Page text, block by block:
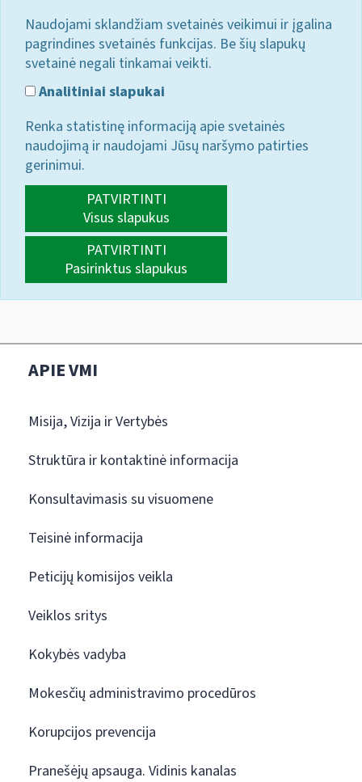
Naudojami sklandžiam svetainės veikimui ir įgalina
pagrindines svetainės funkcijas. Be šių slapukų
svetainė negali tinkamai veikti.
Analitiniai slapukai
Renka statistinę informaciją apie svetainės
naudojimą ir naudojami Jūsų naršymo patirties
gerinimui.
PATVIRTINTI
Visus slapukus
PATVIRTINTI
Pasirinktus slapukus
APIE VMI
Misija, Vizija ir Vertybės
Struktūra ir kontaktinė informacija
Konsultavimasis su visuomene
Teisinė informacija
Peticijų komisijos veikla
Veiklos sritys
Kokybės vadyba
Mokesčių administravimo procedūros
Korupcijos prevencija
Pranešėjų apsauga. Vidinis kanalas